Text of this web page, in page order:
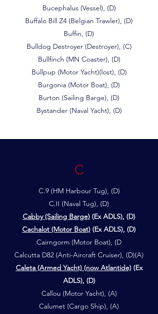
Bucephalus (Vessel), (D)
Buffalo Bill Z4 (Belgian Trawler), (D)
Buffin, (D)
Bulldog Destroyer (Destroyer), (C)
Bullfinch (MN Coaster), (D)
Bullpup (Motor Yacht)(lost), (D)
Burgonia (Motor Boat), (D)
Burton (Sailing Barge), (D)
Bystander (Naval Yacht), (D)
C
C.9 (HM Harbour Tug), (D)
C.II (Naval Tug), (D)
Cabby (Sailing Barge) (Ex ADLS), (D)
Cachalot (Motor Boat) (Ex ADLS), (D)
Cairngorm (Motor Boat), (D
Calcutta D82 (Anti-Aircraft Cruiser), (D)(A)
Caleta (Armed Yacht) (now Atlantide) (Ex
ADLS), (D)
Callou (Motor Yacht), (A)
Calumet (Cargo Ship), (A)